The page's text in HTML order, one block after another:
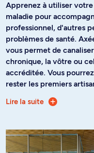
Apprenez à utiliser
maladie pour
professionnel, d'autres
problèmes de santé.
vous permet de
chronique, la vôtre ou
accréditée. Vous
rester les premiers
rétablissement.
Plus spécifiquement, ce
rétablissement de
centrée sur les
Lire la suite